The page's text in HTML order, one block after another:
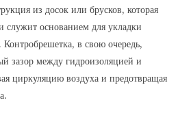
из досок или брусков, которая
служит основанием для укладки
в свою очередь,
зазор между гидроизоляцией и
циркуляцию воздуха и предотвращая